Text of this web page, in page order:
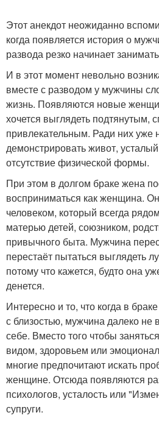
Этот анекдот неожиданно
когда появляется история о
развода резко начинает
И в этот момент невольно
вместе с разводом у мужчины
жизнь. Появляются новые
хочется выглядеть подтянутым,
привлекательным. Ради них уже
демонстрировать живот,
отсутствие физической формы.
При этом в долгом браке жена
восприниматься как женщина.
человеком, который всегда
матерью детей, союзником,
привычного быта. Мужчина
перестаёт пытаться выглядеть
потому что кажется, будто она
денется.
Интересно и то, что когда в
с близостью, мужчина далеко не
себе. Вместо того чтобы
видом, здоровьем или
многие предпочитают искать
женщине. Отсюда появляются
психологов, усталость или
супруги.